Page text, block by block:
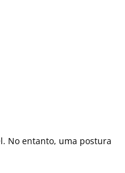
No entanto, uma postura